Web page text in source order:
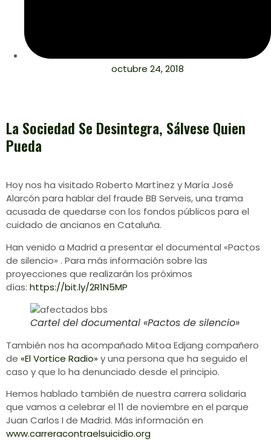
octubre 24, 2018
La Sociedad Se Desintegra, Sálvese Quien
Pueda
Hoy nos ha visitado Roberto Martínez y María José
Alarcón para hablar del fraude BB Serveis, una trama
acusada de quedarse con los fondos públicos para el
cuidado de ancianos en Cataluña.
Han venido a Madrid a presentar el documental «Pactos
de silencio» . Para más información sobre las
proyecciones que realizarán los próximos
días: https://bit.ly/2R1N5MP
Cartel del documental «Pactos de silencio»
También nos ha acompañado Mitoa Edjang compañero
de «El Vortice Radio»y una persona que ha seguido el
caso y que lo ha denunciado desde el principio.
Hemos hablado también de nuestra carrera solidaria
que vamos a celebrar el 11 de noviembre en el parque
Juan Carlos I de Madrid. Más información en
www.carreracontraelsuicidio.org